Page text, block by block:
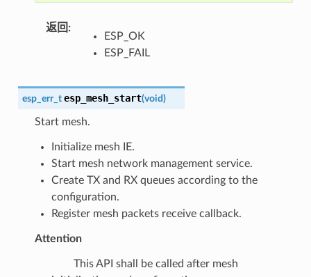
返回 :
ESP_OK
ESP_FAIL
esp_err_t esp_mesh_start(void)
Start mesh.
Initialize mesh IE.
Start mesh network management service.
Create TX and RX queues according to the
configuration.
Register mesh packets receive callback.
Attention
This API shall be called after mesh